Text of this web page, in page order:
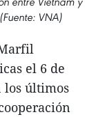
VNA)
el 6 de
los últimos